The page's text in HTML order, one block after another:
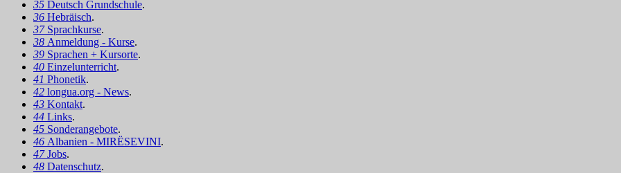
35 Deutsch Grundschule.
36 Hebräisch.
37 Sprachkurse.
38 Anmeldung - Kurse.
39 Sprachen + Kursorte.
40 Einzelunterricht.
41 Phonetik.
42 longua.org - News.
43 Kontakt.
44 Links.
45 Sonderangebote.
46 Albanien - MIRËSEVINI.
47Jobs.
48 Datenschutz.